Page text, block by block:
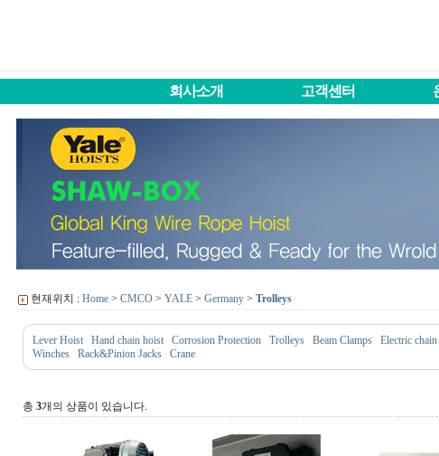
회사소개 고객센터
현재위치 : Home> CMCO> YALE> Germany> Trolleys
Lever Hoist Hand chain hoist Corrosion Protection Trolleys Beam Clamps
Electric
Winches
Rack&Pinion Jacks Crane
총 3개의 상품이 있습니다.